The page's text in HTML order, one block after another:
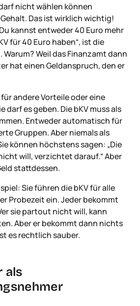
nicht wählen können
Das ist wirklich wichtig!
kannst entweder 40 Euro mehr
für 40 Euro haben“, ist die
Weil das Finanzamt dann
hat einen Geldanspruch, den er
andere Vorteile oder eine
darf es geben. Die bKV muss als
Entweder automatisch für
Gruppen. Aber niemals als
können höchstens sagen: „Die
will, verzichtet darauf.“ Aber
stattdessen.
Sie führen die bKV für alle
Probezeit ein. Jeder bekommt
sie partout nicht will, kann
Aber er bekommt dann nichts
es rechtlich sauber.
als